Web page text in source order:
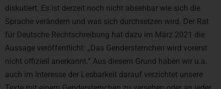
diskutiert. Es ist derzeit noch nicht absehbar wie sich die
Sprache verändern und was sich durchsetzen wird. Der Rat
für Deutsche Rechtschreibung hat dazu im März 2021 die
Aussage veröffentlicht: „Das Gendersternchen wird vorerst
nicht offiziell anerkannt.” Aus diesem Grund haben wir u.a.
auch im Interesse der Lesbarkeit darauf verzichtet unsere